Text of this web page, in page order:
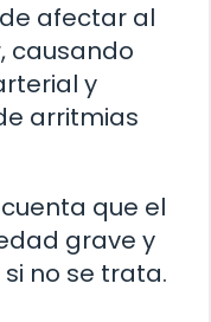
afectar al
causando
y
arritmias
que el
grave y
no se trata.